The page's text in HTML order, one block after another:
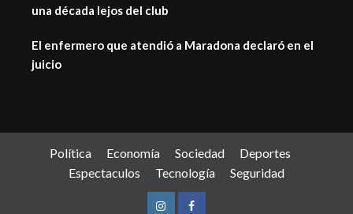
una década lejos del club
El enfermero que atendió a Maradona declaró en el
juicio
Política Economía Sociedad
Deportes
Espectaculos
Tecnología Seguridad